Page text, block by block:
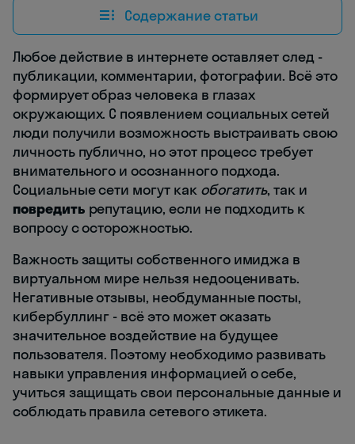
Содержание статьи
Любое действие в интернете оставляет след -
публикации, комментарии, фотографии. Всё это
формирует образ человека в глазах
окружающих. С появлением социальных сетей
люди получили возможность выстраивать свою
личность публично, но этот процесс требует
внимательного и осознанного подхода.
Социальные сети могут как обогатить, так и
повредить репутацию, если не подходить к
вопросу с осторожностью.
Важность защиты собственного имиджа в
виртуальном мире нельзя недооценивать.
Негативные отзывы, необдуманные посты,
кибербуллинг - всё это может оказать
значительное воздействие на будущее
пользователя. Поэтому необходимо развивать
навыки управления информацией о себе,
учиться защищать свои персональные данные и
соблюдать правила сетевого этикета.